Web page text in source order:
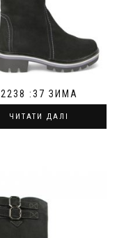
2238 :37 ЗИМА
ЧИТАТИ ДАЛІ